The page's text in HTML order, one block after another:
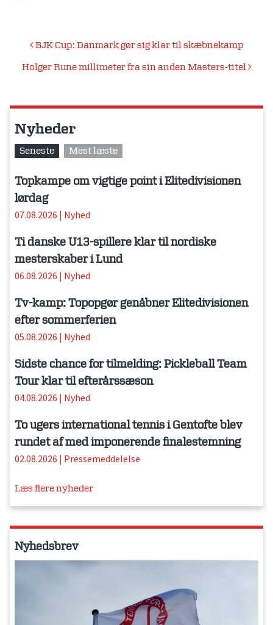
Indlægsnavigation
BJK Cup: Danmark gør sig klar til skæbnekamp
Holger Rune millimeter fra sin anden Masters-titel
Nyheder
Seneste Mest læste
Topkampe om vigtige point i Elitedivisionen
lørdag
07.08.2026 | Nyhed
Ti danske U13-spillere klar til nordiske
mesterskaber i Lund
06.08.2026 | Nyhed
Tv-kamp: Topopgør genåbner Elitedivisionen
efter sommerferien
05.08.2026 | Nyhed
Sidste chance for tilmelding: Pickleball Team
Tour klar til efterårssæson
04.08.2026 | Nyhed
To ugers international tennis i Gentofte blev
rundet af med imponerende finalestemning
02.08.2026 | Pressemeddelelse
Læs flere nyheder
Nyhedsbrev